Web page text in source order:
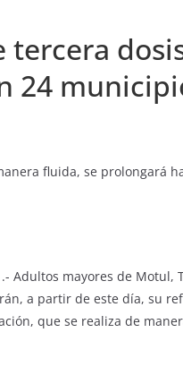
24
fluida, se prolongará
Adultos mayores de Motul,
a partir de este día, su
que se realiza de